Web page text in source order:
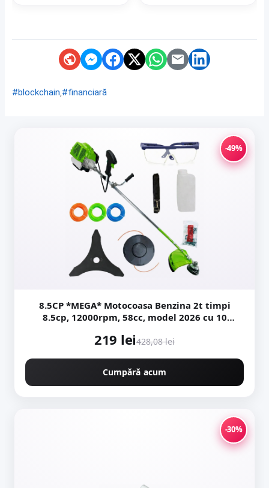
#blockchain,#financiară
-49%
8.5CP *MEGA* Motocoasa Benzina 2t timpi
8.5cp, 12000rpm, 58cc, model 2026 cu 10
ItalianTech CMP1545
219 lei428,08 lei
Cumpără acum
-30%